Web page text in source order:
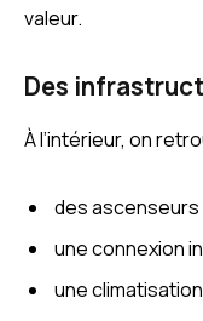
valeur.
Des
À l’intérieur, on
des
une connexion
une